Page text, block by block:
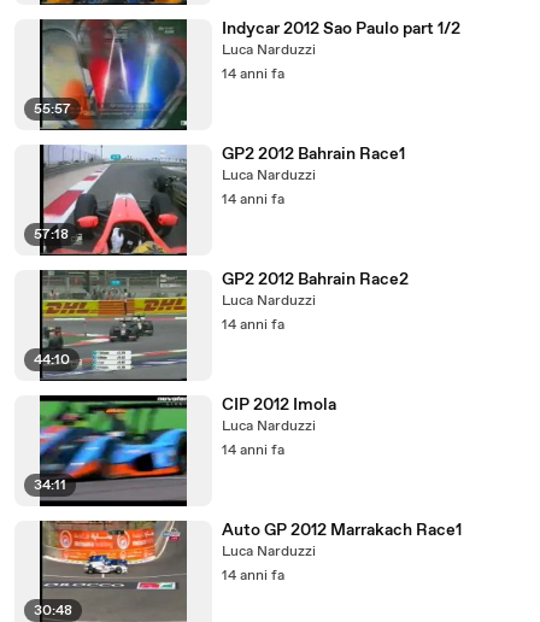
55:57
Indycar 2012 Sao Paulo part 1/2
Luca Narduzzi
14 anni fa
57:18
GP2 2012 Bahrain Race1
Luca Narduzzi
14 anni fa
44:10
GP2 2012 Bahrain Race2
Luca Narduzzi
14 anni fa
34:11
CIP 2012 Imola
Luca Narduzzi
14 anni fa
30:48
Auto GP 2012 Marrakach Race1
Luca Narduzzi
14 anni fa